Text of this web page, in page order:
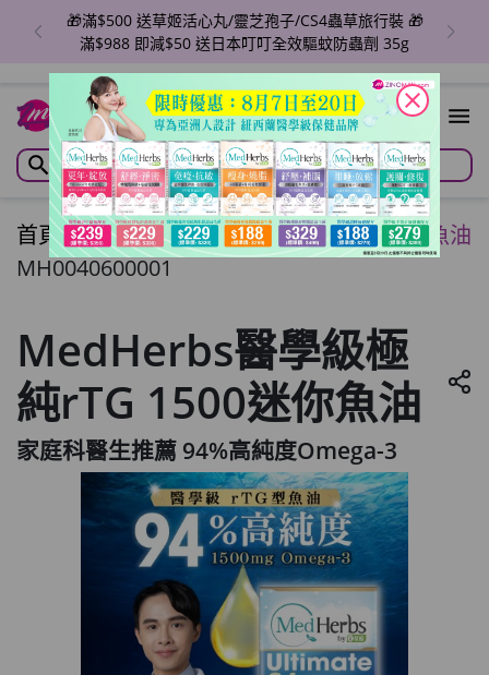
🎁滿$1988即減$150 🎁滿$2980 即享95折+免費任選
草姬產品x1盒
首頁/MedHerbs醫學級極純rTG 1500迷你魚油
MH0040600001
MedHerbs醫學級極
純rTG 1500迷你魚油
家庭科醫生推薦 94%高純度Omega-3
close